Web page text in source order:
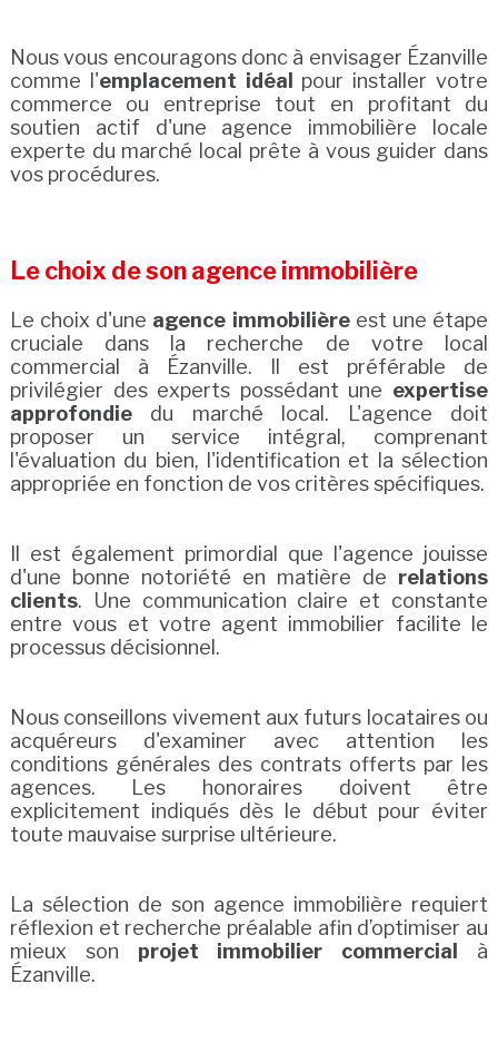
Nous vous encouragons donc à envisager Ézanville
comme l'emplacement idéal
pour installer votre
commerce ou entreprise tout en profitant du
soutien actif d'une agence immobilière locale
experte du marché local prête à vous guider dans
vos procédures.
Le choix de son agence immobilière
Le choix d'une agence immobilièreest une étape
cruciale dans la recherche de votre local
commercial à Ézanville. Il est préférable de
privilégier des experts possédant une expertise
approfondiedu marché local. L'agence doit
proposer un service intégral, comprenant
l'évaluation du bien, l'identification et la sélection
appropriée en fonction de vos critères spécifiques.
Il est également primordial que l'agence jouisse
d'une bonne notoriété en matière de relations
clients. Une communication claire et constante
entre vous et votre agent immobilier facilite le
processus décisionnel.
Nous conseillons vivement aux futurs locataires ou
acquéreurs d'examiner avec attention les
conditions générales des contrats offerts par les
agences. Les honoraires doivent être
explicitement indiqués dès le début pour éviter
toute mauvaise surprise ultérieure.
La sélection de son agence immobilière requiert
réflexion et recherche préalable afin d’optimiser au
mieux son projet immobilier commercial
à
Ézanville.